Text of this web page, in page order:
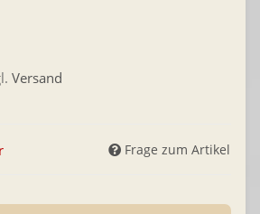
Versand
Frage zum Artikel